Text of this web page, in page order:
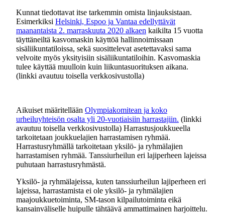
Kunnat tiedottavat itse tarkemmin omista linjauksistaan.
Esimerkiksi Helsinki, Espoo ja Vantaa edellyttävät
maanantaista 2. marraskuuta 2020 alkaen kaikilta 15 vuotta
täyttäneiltä kasvomaskin käyttöä hallinnoimissaan
sisäliikuntatiloissa, sekä suosittelevat asetettavaksi sama
velvoite myös yksityisiin sisäliikuntatiloihin. Kasvomaskia
tulee käyttää muulloin kuin liikuntasuorituksen aikana.
(linkki avautuu toisella verkkosivustolla)
Aikuiset määritellään Olympiakomitean ja koko
urheiluyhteisön osalta yli 20-vuotiaisiin harrastajiin. (linkki
avautuu toisella verkkosivustolla) Harrastusjoukkueella
tarkoitetaan joukkuelajien harrastamisen ryhmää.
Harrastusryhmällä tarkoitetaan yksilö- ja ryhmälajien
harrastamisen ryhmää. Tanssiurheilun eri lajiperheen lajeissa
puhutaan harrastusryhmästä.
Yksilö- ja ryhmälajeissa, kuten tanssiurheilun lajiperheen eri
lajeissa, harrastamista ei ole yksilö- ja ryhmälajien
maajoukkuetoiminta, SM-tason kilpailutoiminta eikä
kansainväliselle huipulle tähtäävä ammattimainen harjoittelu.